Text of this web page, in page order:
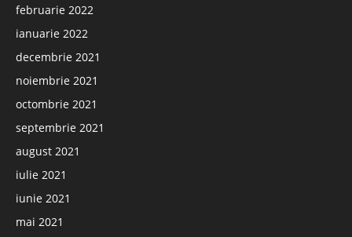
februarie 2022
ianuarie 2022
decembrie 2021
noiembrie 2021
octombrie 2021
septembrie 2021
august 2021
iulie 2021
iunie 2021
mai 2021